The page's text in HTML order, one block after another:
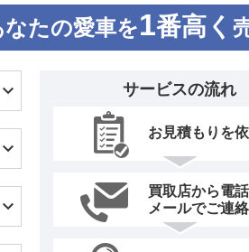
なたの愛車を1番高く
サービスの流れ
お見積もりを
買取店から電
メールでご連絡